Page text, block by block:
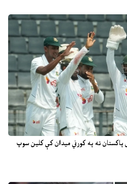
ته په کورني میدان کې کلین سوپ